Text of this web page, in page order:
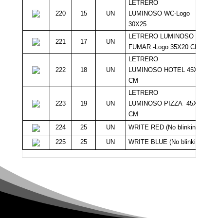
220 15 UN
LETRERO
LUMINOSO WC-Logo
30X25
221 17 UN
LETRERO LUMINOSO NO
FUMAR -Logo 35X20 CM
222 18 UN
LETRERO
LUMINOSO HOTEL 45X20
CM
223 19 UN
LETRERO
LUMINOSO PIZZA 45X30
CM
224 25 UN WRITE RED (No blinking)
225
25 UN WRITE BLUE (No blinking)